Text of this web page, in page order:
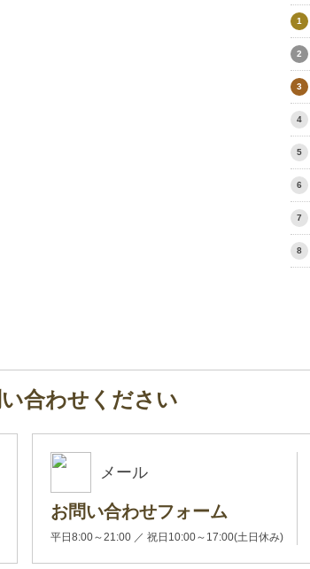
1
2
3
4
5
6
7
8
合わせください
メール
お問い合わせフォーム
平日8:00～21:00 ／ 祝日10:00～17:00(土日休み)